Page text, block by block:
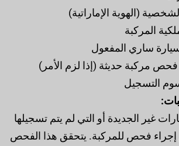
(الهوية الإماراتية)
المركبة
ساري المفعول
مركبة حديثة (إذا لزم الأمر)
التسجيل
غير الجديدة أو التي لم يتم تسجيلها
إجراء فحص للمركبة. يتحقق هذا الفحص